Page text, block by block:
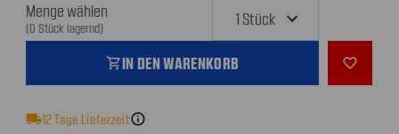
Menge wählen
(0 Stück lagernd)
shopping_cartIN DEN WARENKORB favorite_outline
local_shipping12Tage Lieferzeitinfo